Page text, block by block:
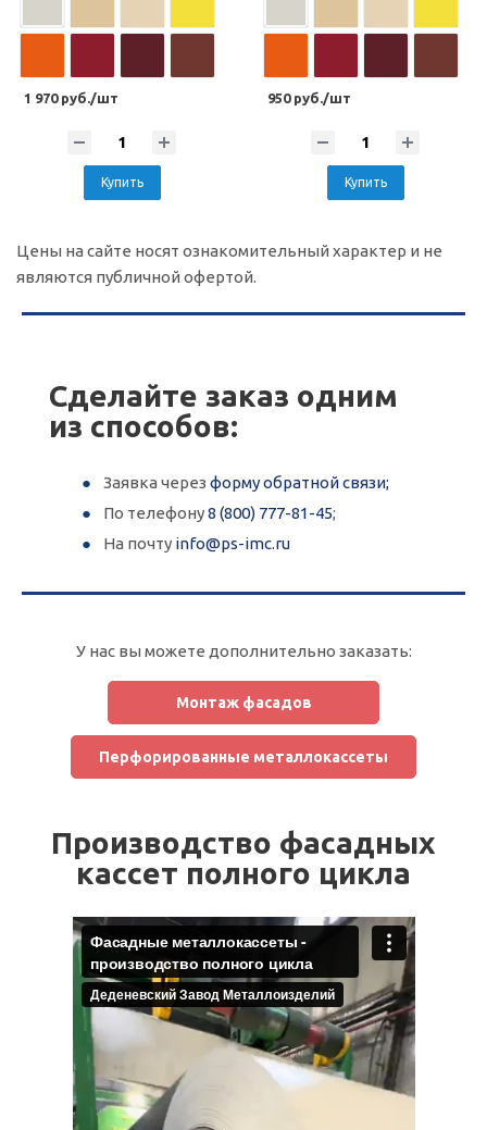
Популярные цвета под камень
1 970 руб./шт
Купить
Популярные цвета под камень
950 руб./шт
Купить
Цены на сайте носят ознакомительный характер и не
являются публичной офертой.
Сделайте заказ одним
из способов:
Заявка через форму обратной связи;
По телефону8 (800) 777-81-45;
На почту info@ps-imc.ru
У нас вы можете дополнительно заказать:
Монтаж фасадов
Перфорированные металлокассеты
Производство фасадных
кассет полного цикла